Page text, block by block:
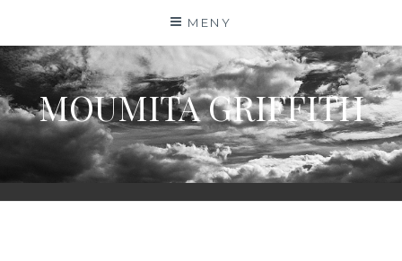
innehåll
MENY
MOUMITA GRIFFITH